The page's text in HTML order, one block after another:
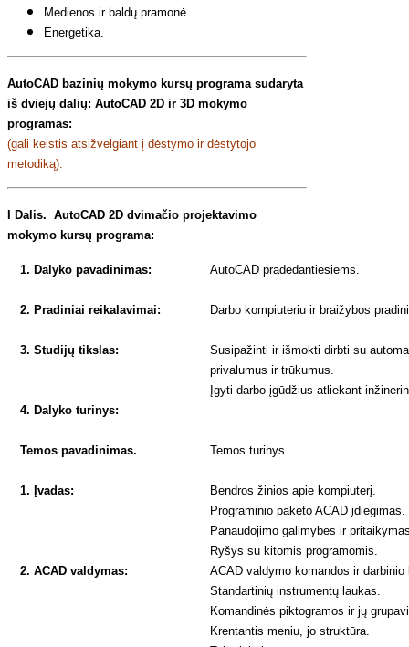
Medienos ir baldų pramonė.
Energetika.
AutoCAD bazinių mokymo kursų programa sudaryta
iš dviejų dalių: AutoCAD 2D ir 3D mokymo
programas:
(gali keistis atsižvelgiant į dėstymo ir dėstytojo
metodiką).
I Dalis. AutoCAD 2D dvimačio projektavimo
mokymo kursų programa:
1. Dalyko pavadinimas: AutoCAD pradedantiesiems.
2. Pradiniai reikalavimai: Darbo kompiuteriu ir braižybos
3. Studijų tikslas:
Susipažinti ir išmokti dirbti su
privalumus ir trūkumus.
Įgyti darbo įgūdžius atliekant
4. Dalyko turinys:
Temos pavadinimas. Temos turinys.
1. Įvadas:
Bendros žinios apie kompiuterį.
Programinio paketo ACAD įdiegimas.
Panaudojimo galimybės ir
Ryšys su kitomis programomis.
2. ACAD valdymas:
ACAD valdymo komandos ir
Standartinių instrumentų laukas.
Komandinės piktogramos ir jų
Krentantis meniu, jo struktūra.